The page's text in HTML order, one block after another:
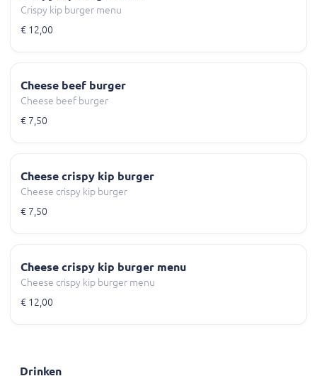
Crispy kip burger menu
€ 12,00
Cheese beef burger
Cheese beef burger
€ 7,50
Cheese crispy kip burger
Cheese crispy kip burger
€ 7,50
Cheese crispy kip burger menu
Cheese crispy kip burger menu
€ 12,00
Drinken